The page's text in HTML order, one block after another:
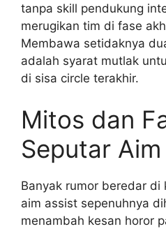
tanpa skill pendukung
merugikan tim di fase
Membawa setidaknya
adalah syarat mutlak
di sisa circle terakhir.
Mitos dan
Seputar
Banyak rumor beredar
aim assist sepenuhnya
menambah kesan horor